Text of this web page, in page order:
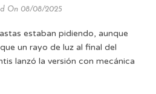
On 08/08/2025
estaban pidiendo, aunque
un rayo de luz al final del
lanzó la versión con mecánica